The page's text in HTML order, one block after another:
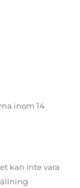
inom 14
kan inte vara